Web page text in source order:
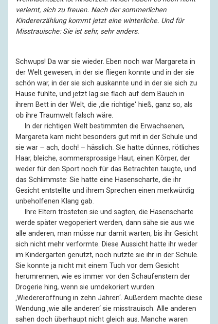
verlernt, sich zu freuen. Nach der sommerlichen
Kindererzählung kommt jetzt eine winterliche. Und für
Misstrauische: Sie ist sehr, sehr anders.
Schwups! Da war sie wieder. Eben noch war Margareta in
der Welt gewesen, in der sie fliegen konnte und in der sie
schön war, in der sie sich auskannte und in der sie sich zu
Hause fühlte, und jetzt lag sie flach auf dem Bauch in
ihrem Bett in der Welt, die ‚die richtige‘ hieß, ganz so, als
ob ihre Traumwelt falsch wäre.
In der richtigen Welt bestimmten die Erwachsenen,
Margareta kam nicht besonders gut mit in der Schule und
sie war – ach, doch! – hässlich. Sie hatte dünnes, rötliches
Haar, bleiche, sommersprossige Haut, einen Körper, der
weder für den Sport noch für das Betrachten taugte, und
das Schlimmste: Sie hatte eine Hasenscharte, die ihr
Gesicht entstellte und ihrem Sprechen einen merkwürdig
unbeholfenen Klang gab.
Ihre Eltern trösteten sie und sagten, die Hasenscharte
werde später wegoperiert werden, dann sähe sie aus wie
alle anderen, man müsse nur damit warten, bis ihr Gesicht
sich nicht mehr verformte. Diese Aussicht hatte ihr weder
im Kindergarten genutzt, noch nutzte sie ihr in der Schule.
Sie konnte ja nicht mit einem Tuch vor dem Gesicht
herumrennen, wie es immer vor den Schaufenstern der
Drogerie hing, wenn sie umdekoriert wurden.
‚Wiedereröffnung in zehn Jahren‘. Außerdem machte diese
Wendung ‚wie alle anderen‘ sie misstrauisch. Alle anderen
sahen doch überhaupt nicht gleich aus. Manche waren